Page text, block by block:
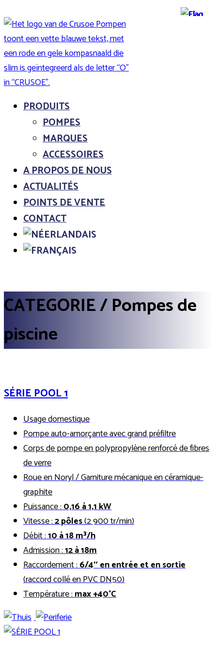
PRODUITS
POMPES
MARQUES
ACCESSOIRES
A PROPOS DE NOUS
ACTUALITÉS
POINTS DE VENTE
CONTACT
CATEGORIE / Pompes de
piscine
SÉRIE POOL 1
Usage domestique
Pompe auto-amorçante avec grand préfiltre
Corps de pompe en polypropylène renforcé de fibres
de verre
Roue en Noryl / Garniture mécanique en céramique-
graphite
Puissance :0,16 à 1,1 kW
Vitesse :2 pôles(2 900 tr/min)
Débit :10 à 18 m³/h
Admission :12 à 18m
Raccordement :6/4″ en entrée et en sortie
(raccord collé en PVC DN50)
Température :max +40°C